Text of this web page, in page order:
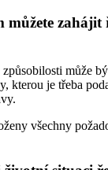
můžete zahájit
může
kterou je třeba
všechny